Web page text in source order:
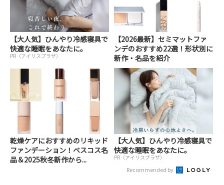
【大人気】ひんやり冷感寝具で
快適な睡眠をあなたに。
PR（アイリスプラザ）
【2026最新】セミマットファ
ンデのおすすめ22選！形状別に
新作・名品を紹介
乾燥ケアにおすすめのリキッド
ファンデーション！ベスコス名
品＆2025秋冬新作から...
【大人気】ひんやり冷感寝具で
快適な睡眠をあなたに。
PR（アイリスプラザ）
Recommended by